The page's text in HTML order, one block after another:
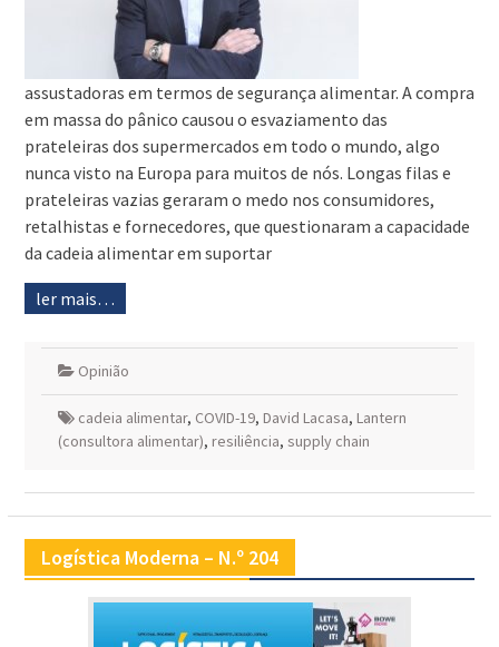
assustadoras em termos de segurança alimentar. A compra
em massa do pânico causou o esvaziamento das
prateleiras dos supermercados em todo o mundo, algo
nunca visto na Europa para muitos de nós. Longas filas e
prateleiras vazias geraram o medo nos consumidores,
retalhistas e fornecedores, que questionaram a capacidade
da cadeia alimentar em suportar
ler mais…
Opinião
cadeia alimentar, COVID-19, David Lacasa, Lantern
(consultora alimentar), resiliência, supply chain
Logística Moderna – N.º 204